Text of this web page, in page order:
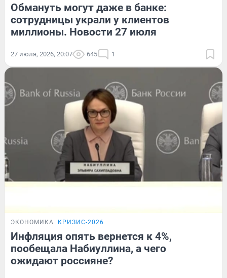
Обмануть могут даже в банке:
сотрудницы украли у клиентов
миллионы. Новости 27 июля
27 июля, 2026, 20:07 645 1
ЭКОНОМИКА КРИЗИС-2026
Инфляция опять вернется к 4%,
пообещала Набиуллина, а чего
ожидают россияне?